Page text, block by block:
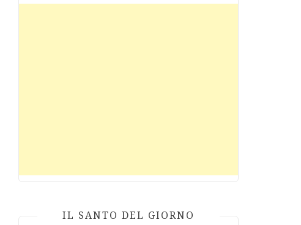
IL SANTO DEL GIORNO